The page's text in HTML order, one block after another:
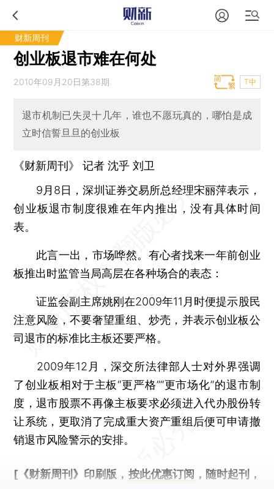
财新周刊
创业板退市难在何处
2010年09月20日第38期 T中
退市机制已失灵十几年，谁也不愿玩真的，哪怕是成
立时信誓旦旦的创业板
《财新周刊》 记者 沈乎 刘卫
9月8日，深圳证券交易所总经理宋丽萍表示，
创业板退市制度很难在年内推出，没有具体时间
表。
此言一出，市场哗然。有心者找来一年前创业
板推出时监管当局高层在各种场合的表态：
证监会副主席姚刚在2009年11月时便提示股民
注意风险，不要奢望重组、炒壳，并表示创业板公
司退市的标准比主板还要严格。
2009年12月，深交所法律部人士对外界强调
了创业板相对于主板“更严格”“更市场化”的退市制
度，退市股票不再像主板要求必须进入代办股份转
让系统，更取消了完成重大资产重组后便可申请撤
销退市风险警示的安排。
[《财新周刊》印刷版， 按此优惠订阅 ，随时起刊，